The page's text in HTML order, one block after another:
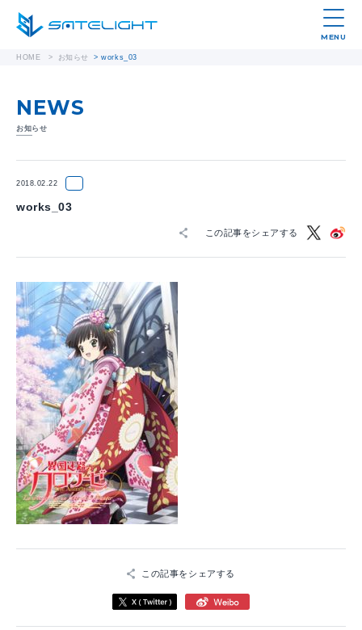
MENU
HOME > お知らせ >works_03
NEWS
お知らせ
2018.02.22
works_03
この記事をシェアする
この記事をシェアする